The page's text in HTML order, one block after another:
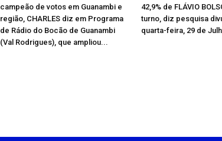
campeão de votos em Guanambi e
região, CHARLES diz em Programa
de Rádio do Bocão de Guanambi
(Val Rodrigues), que ampliou...
42,9% de FLÁVIO
turno, diz pesquisa
quarta-feira, 29 de